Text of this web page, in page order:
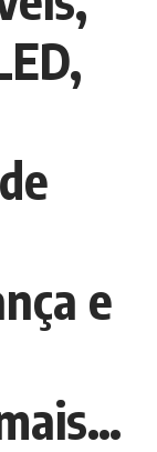
e